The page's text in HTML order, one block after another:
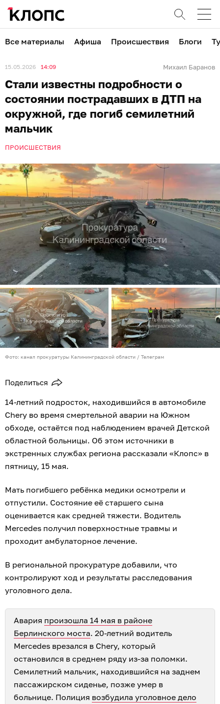
Все материалы Афиша Происшествия Блоги
15.05.2026 14:09 Михаил Баранов
Стали известны подробности о
состоянии пострадавших в ДТП на
окружной, где погиб семилетний
мальчик
ПРОИСШЕСТВИЯ
Фото: канал прокуратуры Калининградской области / Телеграм
Поделиться
14-летний подросток, находившийся в автомобиле
Chery во время смертельной аварии на Южном
обходе, остаётся под наблюдением врачей Детской
областной больницы. Об этом источники в
экстренных службах региона рассказали «Клопс» в
пятницу, 15 мая.
Мать погибшего ребёнка медики осмотрели и
отпустили. Состояние её старшего сына
оценивается как средней тяжести. Водитель
Mercedes получил поверхностные травмы и
проходит амбулаторное лечение.
В региональной прокуратуре добавили, что
контролируют ход и результаты расследования
уголовного дела.
Авария произошла 14 мая в районе
Берлинского моста. 20-летний водитель
Mercedes врезался в Chery, который
остановился в среднем ряду из-за поломки.
Семилетний мальчик, находившийся на заднем
пассажирском сиденье, позже умер в
больнице. Полиция возбудила уголовное дело